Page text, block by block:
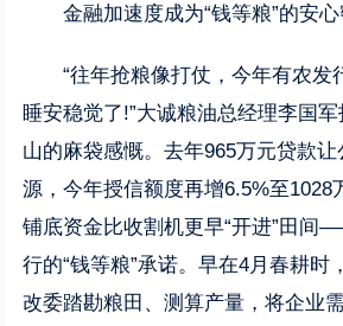
金融加速度成为“钱等粮”的安
“往年抢粮像打仗，今年有农发
睡安稳觉了!”大诚粮油总经理李国
山的麻袋感慨。去年965万元贷款
源，今年授信额度再增6.5%至1028
铺底资金比收割机更早“开进”田间
行的“钱等粮”承诺。早在4月春耕时
改委踏勘粮田、测算产量，将企业